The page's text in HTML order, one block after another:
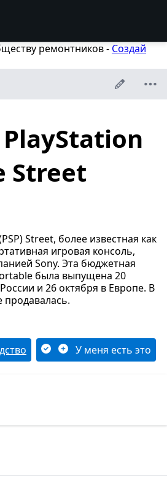
ремонтников - Создай
Street
Street, более известная как
игровая консоль,
Sony. Эта бюджетная
была выпущена 20
и 26 октября в Европе. В
У меня есть это